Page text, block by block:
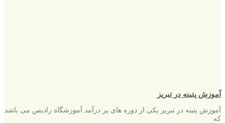
آموزش پتینه در تبریز
آموزش پتینه در تبریز یکی از دوره های پر درآمد آموزشگاه رادیس می باشد
که